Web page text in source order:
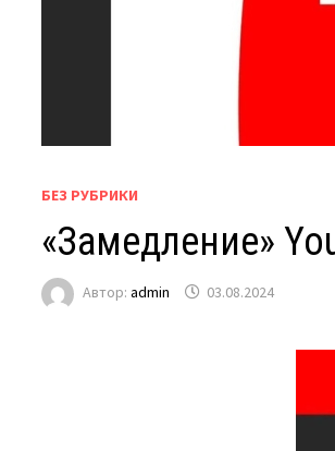
БЕЗ РУБРИКИ
«Замедление»
Автор:admin 03.08.2024